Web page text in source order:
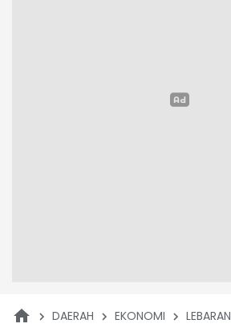
DAERAH EKONOMI LEBARAN